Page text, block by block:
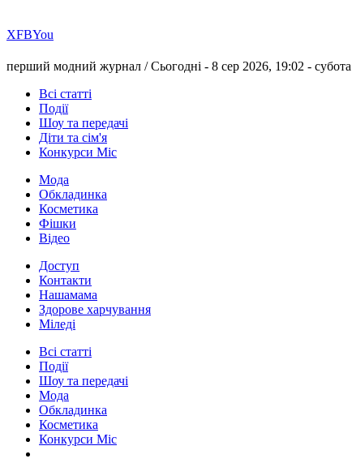
ХFBYou
перший модний журнал /Сьогодні - 8 сер 2026, 19:02 - субота
Всі статті
Події
Шоу та передачі
Діти та сім'я
Конкурси Міс
Мода
Обкладинка
Косметика
Фішки
Відео
Доступ
Контакти
Нашамама
Здорове харчування
Міледі
Всі статті
Події
Шоу та передачі
Мода
Обкладинка
Косметика
Конкурси Міс